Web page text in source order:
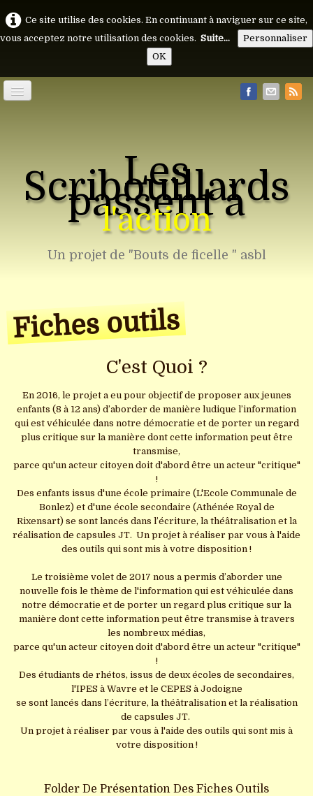
Ce site utilise des cookies. En continuant à naviguer sur ce site,
vous acceptez notre utilisation des cookies. Suite...
Personnaliser
OK
Les Outils▼
Les Vidéos▼
Photos
Bouts de Ficelle
La presse
Les
Scribouillards
passent à
l'action
Un projet de "Bouts de ficelle " asbl
Fiches outils
C'est Quoi ?
En 2016, le projet a eu pour objectif de proposer aux jeunes
enfants (8 à 12 ans) d’aborder de manière ludique l’information
qui est véhiculée dans notre démocratie et de porter un regard
plus critique sur la manière dont cette information peut être
transmise,
parce qu'un acteur citoyen doit d'abord être un acteur "critique"
!
Des enfants issus d'une école primaire (L'Ecole Communale de
Bonlez) et d'une école secondaire (Athénée Royal de
Rixensart) se sont lancés dans l’écriture, la théâtralisation et la
réalisation de capsules JT. Un projet à réaliser par vous à l'aide
des outils qui sont mis à votre disposition !
Le troisième volet de 2017 nous a permis d’aborder une
nouvelle fois le thème de l'information qui est véhiculée dans
notre démocratie et de porter un regard plus critique sur la
manière dont cette information peut être transmise à travers
les nombreux médias,
parce qu'un acteur citoyen doit d'abord être un acteur "critique"
!
Des étudiants de rhétos, issus de deux écoles de secondaires,
l'IPES à Wavre et le CEPES à Jodoigne
se sont lancés dans l’écriture, la théâtralisation et la réalisation
de capsules JT.
Un projet à réaliser par vous à l'aide des outils qui sont mis à
votre disposition !
Folder De Présentation Des Fiches Outils